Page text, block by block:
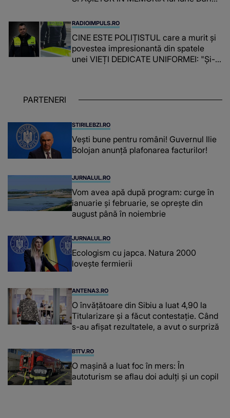
timpul parcă..."
RADIOIMPULS.RO
CINE ESTE POLIȚISTUL care a murit și
povestea impresionantă din spatele
unei VIEȚI DEDICATE UNIFORMEI: "Și-a
PARTENERI
STIRILEBZI.RO
Vești bune pentru români! Guvernul Ilie
Bolojan anunță plafonarea facturilor!
JURNALUL.RO
Vom avea apă după program: curge în
ianuarie și februarie, se oprește din
august până în noiembrie
JURNALUL.RO
Ecologism cu japca. Natura 2000
lovește fermierii
ANTENA3.RO
O învățătoare din Sibiu a luat 4,90 la
Titularizare și a făcut contestație. Când
s-au afișat rezultatele, a avut o surpriză
B1TV.RO
O maşină a luat foc în mers: În
autoturism se aflau doi adulți și un copil